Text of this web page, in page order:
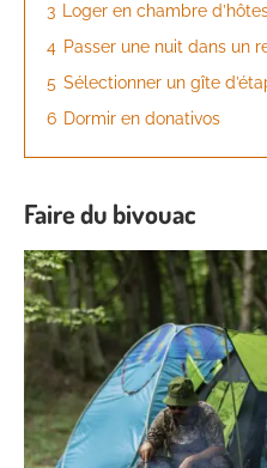
3 Loger en chambre
4 Passer une nuit dans un
5 Sélectionner un gîte
6 Dormir en donativos
Faire du bivouac